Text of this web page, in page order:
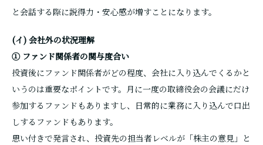
と会話する際に説得力・安心感が増すことになります。
(イ) 会社外の状況理解
① ファンド関係者の関与度合い
投資後にファンド関係者がどの程度、会社に入り込んでくるかと
いうのは重要なポイントです。月に一度の取締役会の会議にだけ
参加するファンドもありますし、日常的に業務に入り込んで口出
しするファンドもあります。
思い付きで発言され、投資先の担当者レベルが「株主の意見」と